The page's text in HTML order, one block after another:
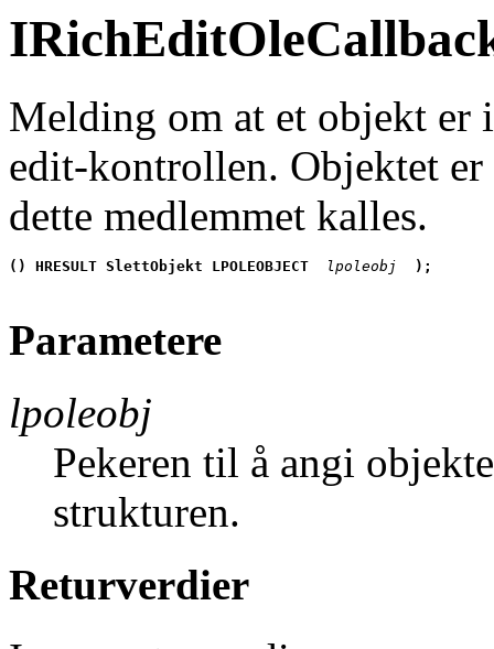
Melding om at et objekt er
edit-kontrollen. Objektet
dette medlemmet kalles.
() HRESULT SlettObjekt LPOLEOBJECT lpoleobj );
Parametere
lpoleobj
Pekeren til å angi
strukturen.
Returverdier